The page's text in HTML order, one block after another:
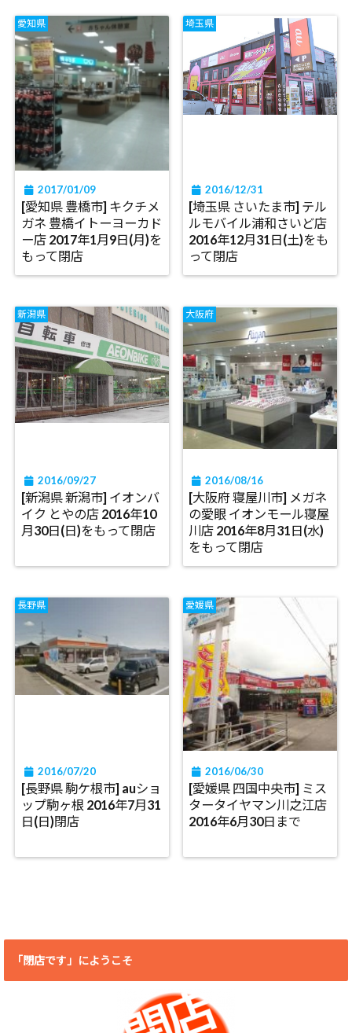
愛知県
2017/01/09
[愛知県 豊橋市] キクチメ
ガネ 豊橋イトーヨーカド
ー店 2017年1月9日(月)を
もって閉店
埼玉県
2016/12/31
[埼玉県 さいたま市] テル
ルモバイル浦和さいど店
2016年12月31日(土)をも
って閉店
新潟県
2016/09/27
[新潟県 新潟市] イオンバ
イク とやの店 2016年10
月30日(日)をもって閉店
大阪府
2016/08/16
[大阪府 寝屋川市] メガネ
の愛眼 イオンモール寝屋
川店 2016年8月31日(水)
をもって閉店
長野県
2016/07/20
[長野県 駒ケ根市] auショ
ップ駒ヶ根 2016年7月31
日(日)閉店
愛媛県
2016/06/30
[愛媛県 四国中央市] ミス
タータイヤマン川之江店
2016年6月30日まで
「閉店です」にようこそ